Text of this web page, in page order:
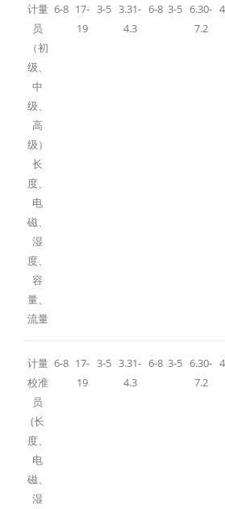
计量
员
（初
级、
中
级、
高
级）
长
度、
电
磁、
湿
度、
容
量、
流量
6-8 17-
19
3-5 3.31-
4.3
6-8 3-5 6.30-
7.2
计量
校准
员
(长
度、
电
磁、
湿
6-8 17-
19
3-5 3.31-
4.3
6-8 3-5 6.30-
7.2